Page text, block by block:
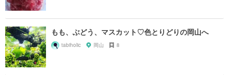
もも、ぶどう、マスカット♡色とりどりの岡山へ
tabiholic 岡山 8